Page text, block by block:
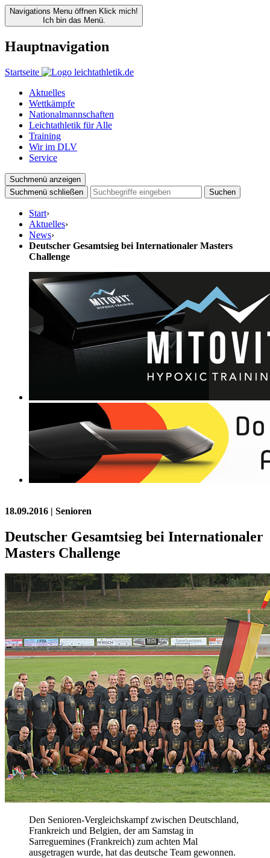
Navigations Menu öffnen Klick mich!
Ich bin das Menü.
Hauptnavigation
Startseite
Aktuelles
Wettkämpfe
Nationalmannschaften
Leichtathletik für Alle
Training
Wir im DLV
Service
Suchmenü anzeigen
Suchmenü schließen
Suchen
Start›
Aktuelles›
News›
Deutscher Gesamtsieg bei Internationaler Masters
Challenge
18.09.2016 | Senioren
Deutscher Gesamtsieg bei Internationaler
Masters Challenge
Den Senioren-Vergleichskampf zwischen Deutschland,
Frankreich und Belgien, der am Samstag in
Sarreguemines (Frankreich) zum achten Mal
ausgetragen wurde, hat das deutsche Team gewonnen.